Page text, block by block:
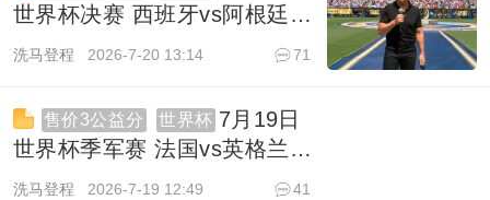
世界杯决赛 西班牙vs阿根廷
（含颁奖）1080P 英语 BBC
洗马登程 2026-7-20 13:14
71
售价3公益分 世界杯 7月19日
世界杯季军赛 法国vs英格兰
1080P 英语 BBC HD 10.8G
洗马登程 2026-7-19 12:49
41